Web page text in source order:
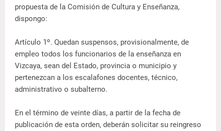
propuesta de la Comisión de Cultura y Enseñanza,
dispongo:
Artículo 1º. Quedan suspensos, provisionalmente, de
empleo todos los funcionarios de la enseñanza en
Vizcaya, sean del Estado, provincia o municipio y
pertenezcan a los escalafones docentes, técnico,
administrativo o subalterno.
En el término de veinte días, a partir de la fecha de
publicación de esta orden, deberán solicitar su reingreso